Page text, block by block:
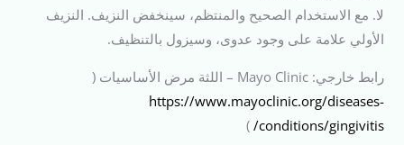
لا. مع الاستخدام الصحيح والمنتظم، سينخفض النزيف. النزيف
الأولي علامة على وجود عدوى، وسيزول بالتنظيف.
رابط خارجي: Mayo Clinic – اللثة مرض الأساسيات (
https://www.mayoclinic.org/diseases-
conditions/gingivitis/
)